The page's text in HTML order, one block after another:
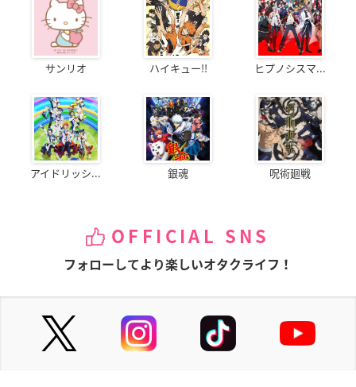
サンリオ ハイキュー!! ヒプノシスマ...
アイドリッシ... 銀魂 呪術廻戦
OFFICIAL SNS
フォローしてより楽しいオタクライフ！